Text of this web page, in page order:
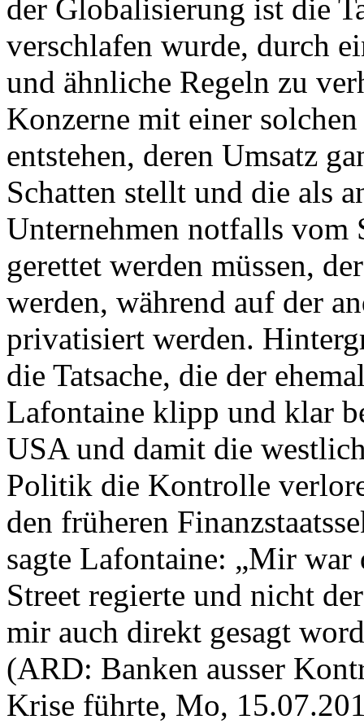
der Globalisierung ist die
verschlafen wurde, durch
und ähnliche Regeln zu
Konzerne mit einer
entstehen, deren Umsatz
Schatten stellt und die als
Unternehmen notfalls vom
gerettet werden müssen,
werden, während auf der
privatisiert werden.
die Tatsache, die der
Lafontaine klipp und klar
USA und damit die
Politik die Kontrolle
den früheren
sagte Lafontaine: „Mir war
Street regierte und nicht
mir auch direkt gesagt
(ARD: Banken ausser
Krise führte, Mo,